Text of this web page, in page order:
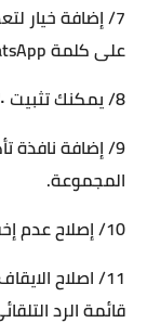
7/ إضافة خيار
على كلمة WhatsApp.
8/ يمكنك تثبيت ٣٠ محادثة بدلا من ٢٥ محادثة.
9/ إضافة نافذة
المجموعة.
10/ إصلاح عدم إخفاء ايقونة النص التلقائي.
11/ اصلاح
قائمة الرد